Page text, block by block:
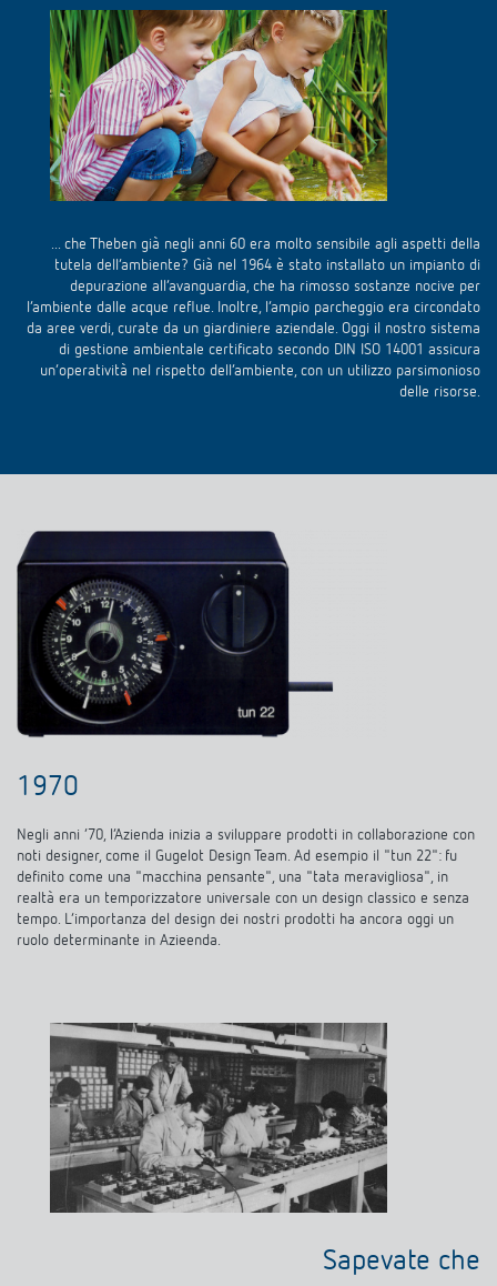
... che Theben già negli anni 60 era molto sensibile agli aspetti della
tutela dell’ambiente? Già nel 1964 è stato installato un impianto di
depurazione all’avanguardia, che ha rimosso sostanze nocive per
l’ambiente dalle acque reflue. Inoltre, l’ampio parcheggio era circondato
da aree verdi, curate da un giardiniere aziendale. Oggi il nostro sistema
di gestione ambientale certificato secondo DIN ISO 14001 assicura
un’operatività nel rispetto dell’ambiente, con un utilizzo parsimonioso
delle risorse.
1970
Negli anni ‘70, l’Azienda inizia a sviluppare prodotti in collaborazione con
noti designer, come il Gugelot Design Team. Ad esempio il "tun 22": fu
definito come una "macchina pensante", una "tata meravigliosa", in
realtà era un temporizzatore universale con un design classico e senza
tempo. L’importanza del design dei nostri prodotti ha ancora oggi un
ruolo determinante in Azieenda.
Sapevate che